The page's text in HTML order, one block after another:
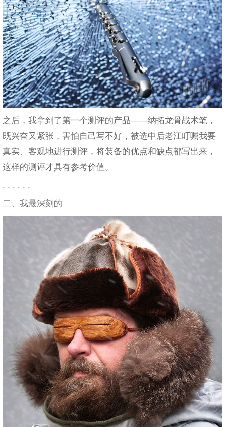
之后，我拿到了第一个测评的产品——纳拓龙骨战术笔，
既兴奋又紧张，害怕自己写不好，被选中后老江叮嘱我要
真实、客观地进行测评，将装备的优点和缺点都写出来，
这样的测评才具有参考价值。
. . . . . .
二、我最深刻的